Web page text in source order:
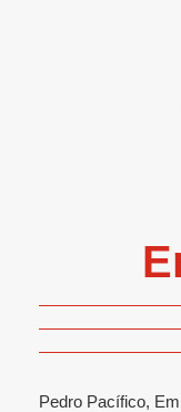
Pedro Pacífico,